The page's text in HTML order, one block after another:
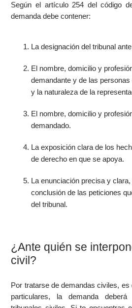
Según el artículo 254 del código
demanda debe contener:
La designación del tribunal
El nombre, domicilio y
demandante y de las personas
y la naturaleza de la
El nombre, domicilio y
demandado.
La exposición clara de los
de derecho en que se apoya.
La enunciación precisa y
conclusión de las peticiones
del tribunal.
¿Ante quién se
civil?
Por tratarse de demandas civiles,
particulares, la demanda